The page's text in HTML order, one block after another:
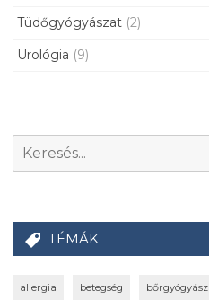
Tüdőgyógyászat (2)
Urológia (9)
TÉMÁK
allergia betegség bőrgyógyász